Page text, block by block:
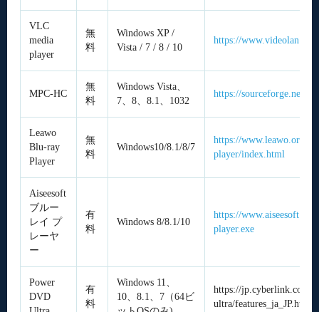
VLC
media
player
無
料
Windows XP /
Vista / 7 / 8 / 10
https://
MPC-HC
無
料
Windows Vista、
7、8、8.1、1032
https://sourceforge.net/
Leawo
Blu-ray
Player
無
料
Windows10/8.1/8/7
https://www.leawo.org/
player/index.html
Aiseesoft
ブルー
レイ プ
レーヤ
ー
有
料
Windows 8/8.1/10
https://www.aiseesoft.jp/
player.exe
Power
DVD
有
料
Windows 11、
10、8.1、7（64ビ
https://jp.cyberlink.com/
ultra/features_ja_JP.html